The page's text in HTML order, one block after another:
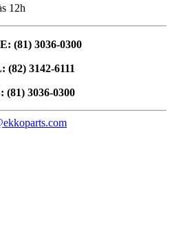
12h
(81) 3036-0300
(82) 3142-6111
(81) 3036-0300